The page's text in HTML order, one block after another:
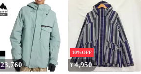
チ S
23,760
10%OFF
¥4,950